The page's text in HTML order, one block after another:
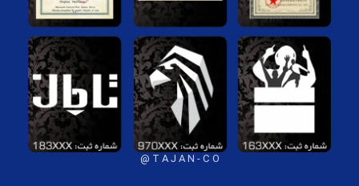
T A J A N - C O @